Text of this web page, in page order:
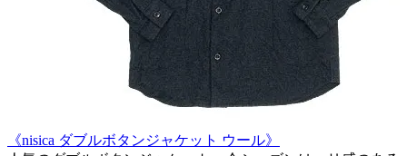
《nisica ダブルボタンジャケット ウール》